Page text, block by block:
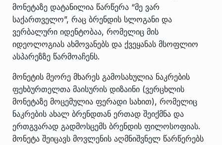
მონეტაზე დატანილია წარწერა “მე ვარ
საქართველო”, რაც ბრენდის სლოგანი და
ვერბალური იდენტობაა, რომელიც მის
იდეოლოგიას ახმოვანებს და ქვეყანას მსოფლიო
ასპარეზზე წარმოაჩენს.
მონეტის მეორე მხარეს გამოსახულია ნაკრების
ფეხბურთელთა მაისურის დიზაინი (ვერცხლის
მონეტაზე მოცემულია ფერადი სახით), რომელიც
ნაკრების ახალ ბრენდთან ერთად შეიქმნა და
ერთგვარად გადმოსცემს ბრენდის ფილოსოფიას.
მონეტა შეიცავს მოვლენის აღმნიშვნელ წარწერებს